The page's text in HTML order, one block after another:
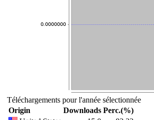
Téléchargements pour l'année sélectionnée
Origin
Downloads Perc.(%)